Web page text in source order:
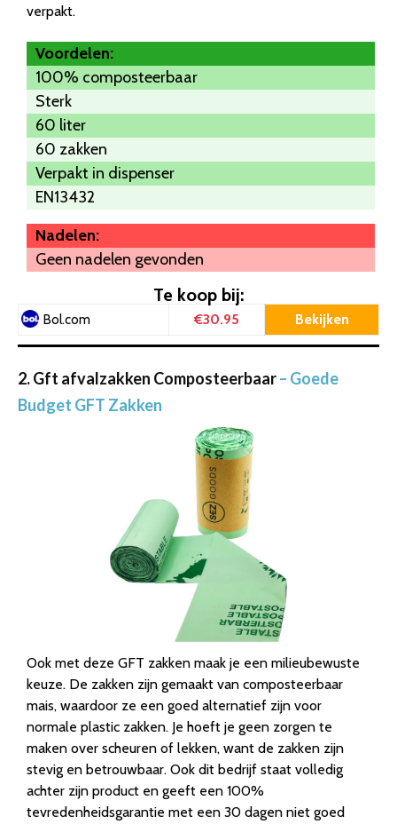
verpakt.
Voordelen:
100% composteerbaar
Sterk
60 liter
60 zakken
Verpakt in dispenser
EN13432
Nadelen:
Geen nadelen gevonden
Te koop bij:
Bol.com €30.95 Bekijken
2. Gft afvalzakken Composteerbaar– Goede
Budget GFT Zakken
Ook met deze GFT zakken maak je een milieubewuste
keuze. De zakken zijn gemaakt van composteerbaar
mais, waardoor ze een goed alternatief zijn voor
normale plastic zakken. Je hoeft je geen zorgen te
maken over scheuren of lekken, want de zakken zijn
stevig en betrouwbaar. Ook dit bedrijf staat volledig
achter zijn product en geeft een 100%
tevredenheidsgarantie met een 30 dagen niet goed